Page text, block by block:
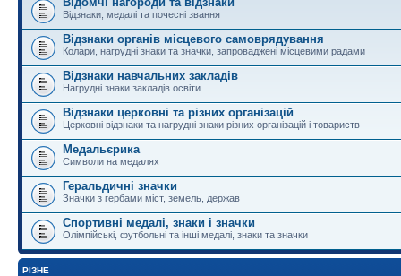
Відзнаки, медалі та почесні звання
Відзнаки органів місцевого самоврядування
Колари, нагрудні знаки та значки, запроваджені місцевими радами
Відзнаки навчальних закладів
Нагрудні знаки закладів освіти
Відзнаки церковні та різних організацій
Церковні відзнаки та нагрудні знаки різних організацій і товариств
Медальєрика
Символи на медалях
Геральдичні значки
Значки з гербами міст, земель, держав
Спортивні медалі, знаки і значки
Олімпійські, футбольні та інші медалі, знаки та значки
РІЗНЕ